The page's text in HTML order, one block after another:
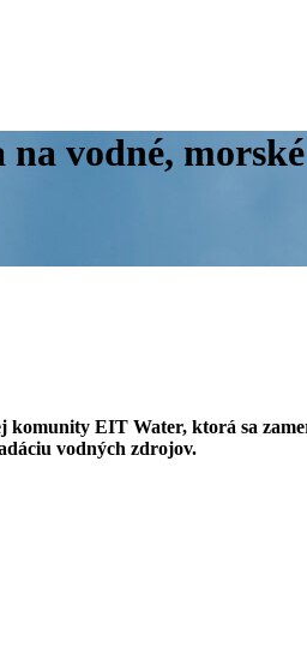
vodné,
EIT Water, ktorá sa
vodných zdrojov.